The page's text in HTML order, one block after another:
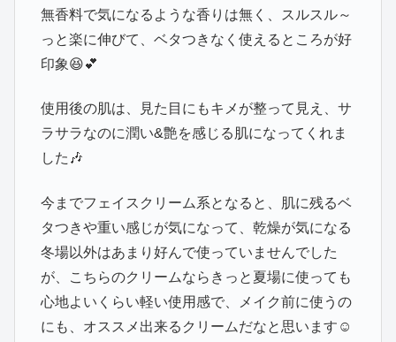
無香料で気になるような香りは無く、スルスル～
っと楽に伸びて、ベタつきなく使えるところが好
印象😆💕
使用後の肌は、見た目にもキメが整って見え、サ
ラサラなのに潤い&艶を感じる肌になってくれま
した🎶
今までフェイスクリーム系となると、肌に残るベ
タつきや重い感じが気になって、乾燥が気になる
冬場以外はあまり好んで使っていませんでした
が、こちらのクリームならきっと夏場に使っても
心地よいくらい軽い使用感で、メイク前に使うの
にも、オススメ出来るクリームだなと思います☺️